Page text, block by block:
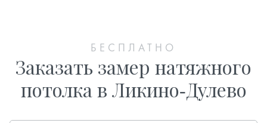
БЕСПЛАТНО
Заказать замер натяжного
потолка в Ликино-Дулево